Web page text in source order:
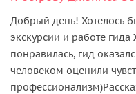
Добрый день! Хотелось
экскурсии и работе гида
понравилась, гид
человеком оценили